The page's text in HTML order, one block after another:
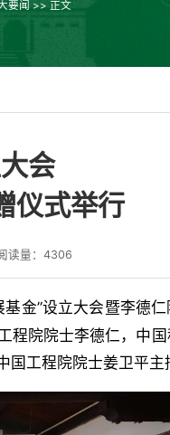
要闻 >> 正文
会
仪式举行
读量： 4306
金”设立大会暨李德
程院院士李德仁，中
国工程院院士姜卫平主